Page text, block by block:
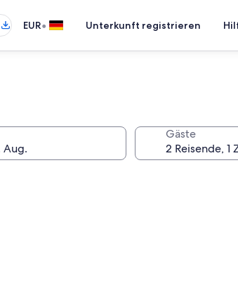
EUR• Unterkunft registrieren
Gäste